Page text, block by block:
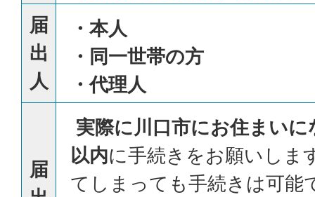
届
出
人
・本人
・同一世帯の方
・代理人
届
実際に川口市にお住まい
以内に手続きをお願いしま
てしまっても手続きは可能